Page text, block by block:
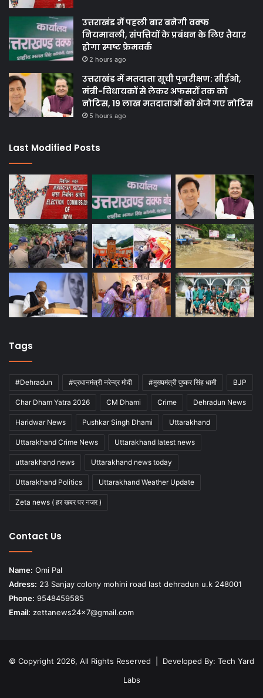
उत्तराखंड में पहली बार बनेगी वक्फ
नियमावली, संपत्तियों के प्रबंधन के लिए तैयार
होगा स्पष्ट फ्रेमवर्क
2 hours ago
उत्तराखंड में मतदाता सूची पुनरीक्षण: सीईओ,
मंत्री-विधायकों से लेकर अफसरों तक को
नोटिस, 19 लाख मतदाताओं को भेजे गए नोटिस
5 hours ago
Last Modified Posts
Tags
#Dehradun #प्रधानमंत्री नरेन्द्र मोदी #मुख्यमंत्री पुष्कर सिंह धामी BJP
Char Dham Yatra 2026 CM Dhami Crime Dehradun News
Haridwar News Pushkar Singh Dhami Uttarakhand
Uttarakhand Crime News Uttarakhand latest news
uttarakhand news Uttarakhand news today
Uttarakhand Politics Uttarakhand Weather Update
Zeta news ( हर खबर पर नजर )
Contact Us
Name: Omi Pal
Adress: 23 Sanjay colony mohini road last dehradun u.k 248001
Phone: 9548459585
Email: zettanews24x7@gmail.com
© Copyright 2026, All Rights Reserved | Developed By: Tech Yard
Labs